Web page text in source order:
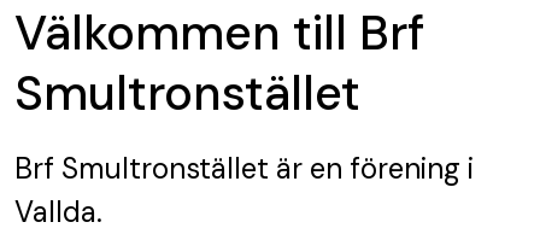
Välkommen till Brf
Smultronstället
Brf Smultronstället är en förening i
Vallda.